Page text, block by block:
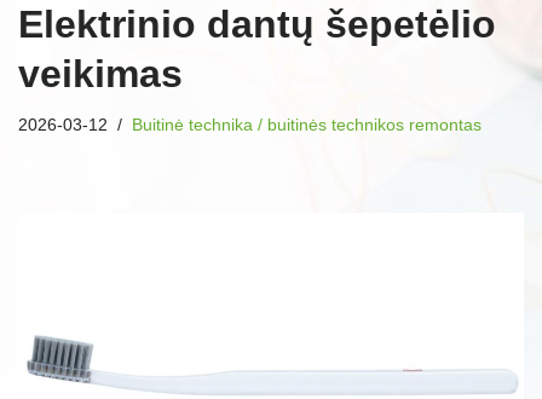
Elektrinio dantų šepetėlio
veikimas
2026-03-12 Buitinė technika / buitinės technikos remontas